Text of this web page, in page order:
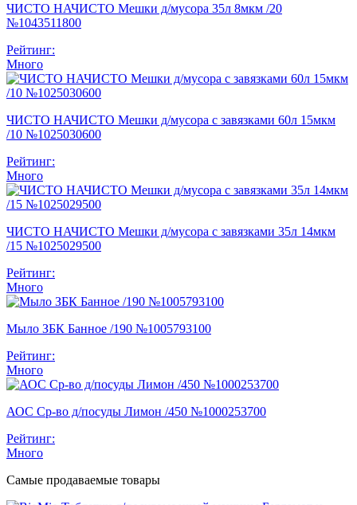
ЧИСТО НАЧИСТО Мешки д/мусора 35л 8мкм /20
№1043511800
Рейтинг:
Много
ЧИСТО НАЧИСТО Мешки д/мусора с завязками 60л 15мкм
/10 №1025030600
Рейтинг:
Много
ЧИСТО НАЧИСТО Мешки д/мусора с завязками 35л 14мкм
/15 №1025029500
Рейтинг:
Много
Мыло ЗБК Банное /190 №1005793100
Рейтинг:
Много
АОС Ср-во д/посуды Лимон /450 №1000253700
Рейтинг:
Много
Самые продаваемые товары